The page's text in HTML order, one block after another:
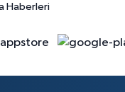
Haberleri